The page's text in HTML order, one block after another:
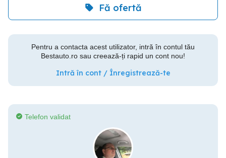
Fă ofertă
Pentru a contacta acest utilizator, intră în contul tău
Bestauto.ro sau creează-ți rapid un cont nou!
Intră în cont / Înregistrează-te
Telefon validat